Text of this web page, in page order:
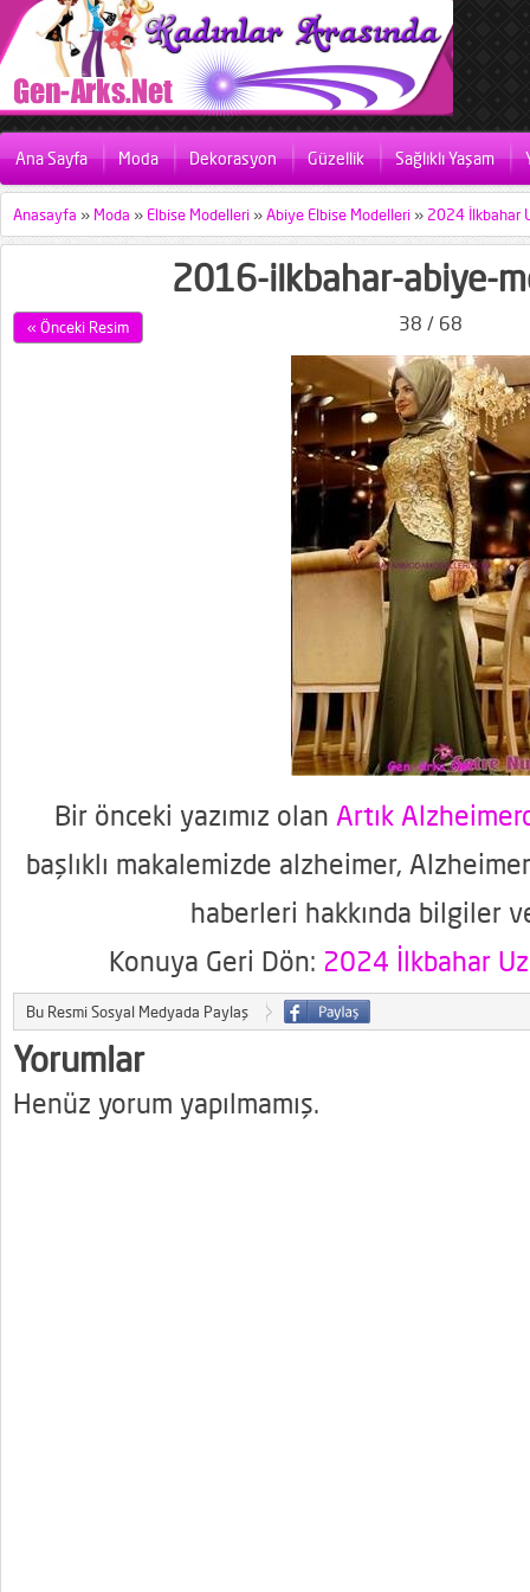
Ana Sayfa Moda Dekorasyon Güzellik Sağlıklı Yaşam
Anasayfa » Moda » Elbise Modelleri »Abiye Elbise Modelleri » 2024 İlkbahar
2016-ilkbahar-abiye-
« Önceki Resim 38 / 68
Bir önceki yazımız olan Artık
başlıklı makalemizde alzheimer,
haberleri hakkında bilgiler
Konuya Geri Dön: 2024 İlkbahar
Bu Resmi Sosyal Medyada Paylaş
Yorumlar
Henüz yorum yapılmamış.